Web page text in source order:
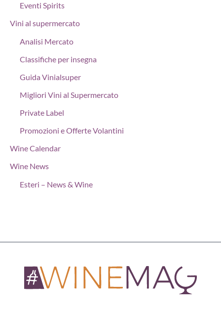
Eventi Spirits
Vini al supermercato
Analisi Mercato
Classifiche per insegna
Guida Vinialsuper
Migliori Vini al Supermercato
Private Label
Promozioni e Offerte Volantini
Wine Calendar
Wine News
Esteri – News & Wine